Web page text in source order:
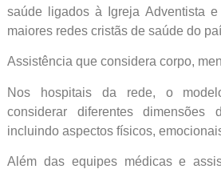
saúde ligados à Igreja Adventista
maiores redes cristãs de saúde do
Assistência que considera corpo,
Nos hospitais da rede, o
considerar diferentes
incluindo aspectos físicos,
Além das equipes médicas e